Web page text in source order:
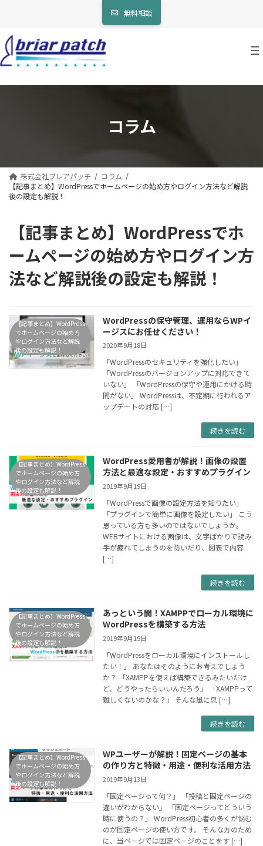
ン
ツ
へ
キ
ー
シ
ョ
に
無料相談
コラム
株式会社ブレアパッチ
コラム
【記事まとめ】WordPressでホームページの始め方やログイン方法など解説
後の設定も解説！
【記事まとめ】WordPressでホ
ームページの始め方やログイン方
法など解説後の設定も解説！
【記事まとめ】WordPress
でホームページの始め方
やログイン方法など解説
後の設定も解説！
WordPressの保守管理、運用ならWPイ
ージスにお任せください！
2020年9月18日
「WordPressのセキュリティを強化したい」
「WordPressのバージョンアップに対応できて
いない」 「WordPressの保守や運用にかける時
間がない」 WordPressは、不定期に行われるア
ップデートの対応 […]
続きを読む
【記事まとめ】WordPress
でホームページの始め方
やログイン方法など解説
後の設定も解説！
WordPress愛用者が解説！画像の設置
方法と最適な設定・おすすめプラグイン
2019年9月19日
「WordPressで画像の設定方法を知りたい」
「プラグインで簡単に画像を設定したい」 こう
思っている方も多いのではないでしょうか。
WEBサイトにおける画像は、文字ばかりで読み
手が疲れてしまうのを防いだり、図表で内容
[…]
続きを読む
【記事まとめ】WordPress
でホームページの始め方
やログイン方法など解説
後の設定も解説！
あっという間！XAMPPでローカル環境に
WordPressを構築する方法
2019年9月19日
「WordPressをローカル環境にインストールし
たい！」 あなたはそのようにお考えでしょう
か？ 「XAMPPを使えば構築できるみたいだけ
ど、どうやったらいいんだろう」 「XAMPPって
難しくないのかな？」 そんな風に思 […]
続きを読む
【記事まとめ】WordPress
でホームページの始め方
やログイン方法など解説
後の設定も解説！
WPユーザーが解説！固定ページの基本
の作り方と特徴・用途・便利な活用方法
2019年9月13日
「固定ページって何？」 「投稿と固定ページの
違いがわからない」 「固定ページってどういう
時に使うの？」 WordPress初心者の多くが悩む
のが固定ページの使い方です。 そんな方のため
に、当ページでは固定ページのことをす […]